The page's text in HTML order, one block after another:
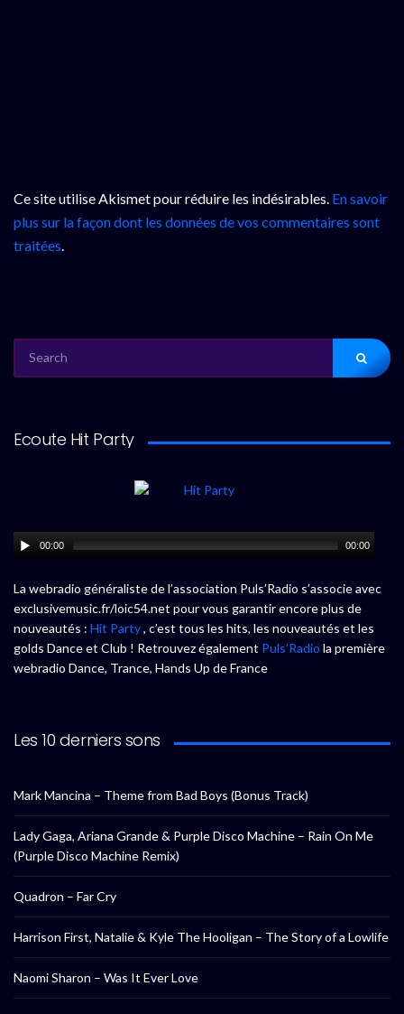
Ce site utilise Akismet pour réduire les indésirables. En savoir
plus sur la façon dont les données de vos commentaires sont
traitées.
FOR:
Ecoute Hit Party
00:00 00:00
La webradio généraliste de l’association Puls’Radio s’associe avec
exclusivemusic.fr/loic54.net pour vous garantir encore plus de
nouveautés : Hit Party, c’est tous les hits, les nouveautés et les
golds Dance et Club ! Retrouvez également Puls’Radio la première
webradio Dance, Trance, Hands Up de France
Les 10 derniers sons
Mark Mancina – Theme from Bad Boys (Bonus Track)
Lady Gaga, Ariana Grande & Purple Disco Machine – Rain On Me
(Purple Disco Machine Remix)
Quadron – Far Cry
Harrison First, Natalie & Kyle The Hooligan – The Story of a Lowlife
Naomi Sharon – Was It Ever Love